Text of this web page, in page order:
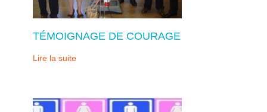
TÉMOIGNAGE DE COURAGE
Lire la suite